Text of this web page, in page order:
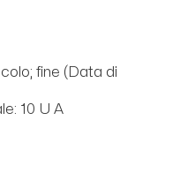
fine (Data di
10 U A